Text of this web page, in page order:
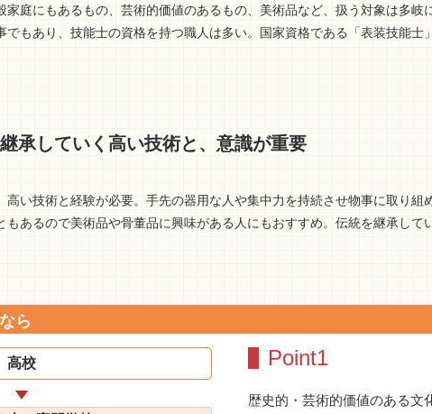
家庭にもあるもの、芸術的価値のあるもの、美術品など、扱う対象は多
もあり、技能士の資格を持つ職人は多い。国家資格である「表装技能士
承していく高い技術と、意識が重要
い技術と経験が必要。手先の器用な人や集中力を持続させ物事に取り組
もあるので美術品や骨董品に興味がある人にもおすすめ。伝統を継承して
ら
高校 Point1
歴史的・芸術的価値のある文